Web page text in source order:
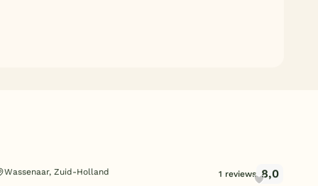
Wassenaar, Zuid-Holland 1 reviews 8,0